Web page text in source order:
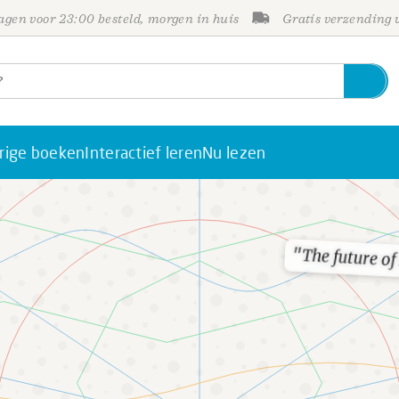
voor 23:00 besteld, morgen in huis Gratis verzending
boekenInteractief lerenNu lezen
"The future
"The future